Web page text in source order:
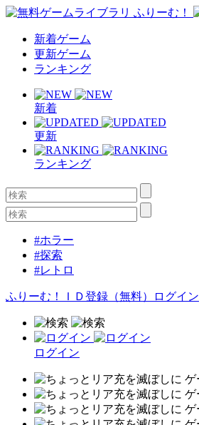
新着ゲーム
更新ゲーム
ランキング
新着
更新
ランキング
#ホラー
#探索
#レトロ
ふりーむ！ＩＤ登録（無料） ログイン
ログイン